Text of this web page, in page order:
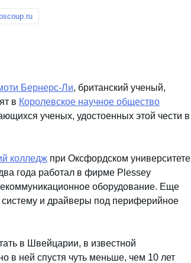
Бернерс-Ли, британский ученый,
в Королевское научное общество
ученых, удостоенных этой чести в
колледж при Оксфордском университете
года работал в фирме Plessey
оборудование. Еще
и драйверы под периферийное
в Швейцарии, в известной
в ней спустя чуть меньше, чем 10 лет